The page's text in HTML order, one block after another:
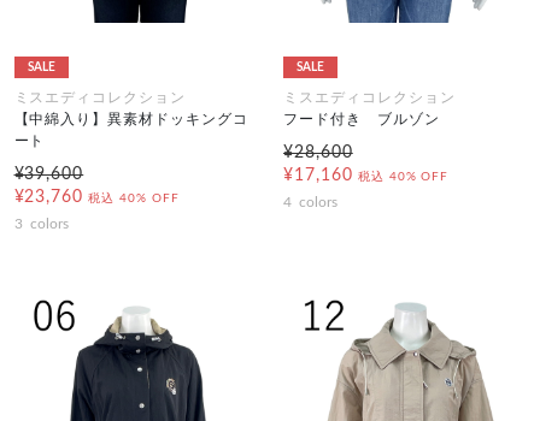
SALE
ミスエディコレクション
【中綿入り】異素材ドッキングコ
ート
¥39,600
¥23,760 税込 40% OFF
3 colors
SALE
ミスエディコレクション
フード付き ブルゾン
¥28,600
¥17,160 税込 40% OFF
4 colors